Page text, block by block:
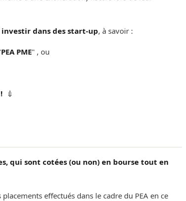
dans des start-up, à savoir :‌‌‌‌
PEA PME" , ou ‌‌
💉
qui sont cotées (ou non) en bourse tout en
effectués dans le cadre du PEA en ce